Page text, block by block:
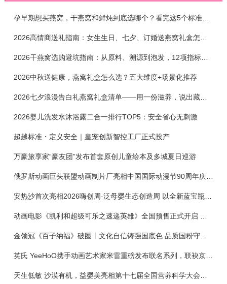
孕早期想买燕窝，干燕窝和鲜炖到底选哪个？看完这5个标准再下单
2026干燕窝选购避坑指南：从原料、溯源到泡发，12项指标判断靠谱燕窝
2026中秋送健康，燕窝礼盒怎么选？五大维度+场景化推荐
2026七夕浪漫告白礼燕窝礼盒清单——用一份滋养，说出藏在心底的爱
2026婴儿洗发水沐浴露二合一排行TOP5：安全省心无刺激
超越标准・定义安全｜皇宠创新智控工厂正式投产
万豪旅享家“豪友团”发布首套原创儿童绘本及多城夏日巡游
俄罗斯动画巨头联盟动画制片厂亮相中国国际动漫节90周年庆开启中国之旅新篇章
金领冠《百子纳福》破圈丨文化自信铸强国底色 品质国粉守护新生
英氏 YeeHoO携手动画艺术家米雷重磅发布联名系列，联袂京东深化全渠道战略